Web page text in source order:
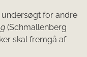
for andre
(Schmallenberg
skal fremgå af